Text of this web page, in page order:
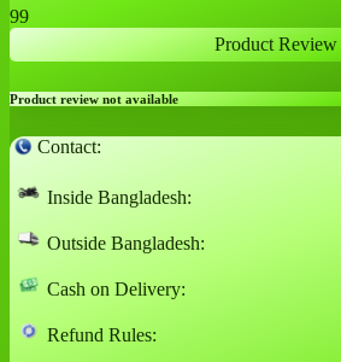
99
Product Review
Product review not available
Contact:
Inside Bangladesh:
Outside Bangladesh:
Cash on Delivery:
Refund Rules: